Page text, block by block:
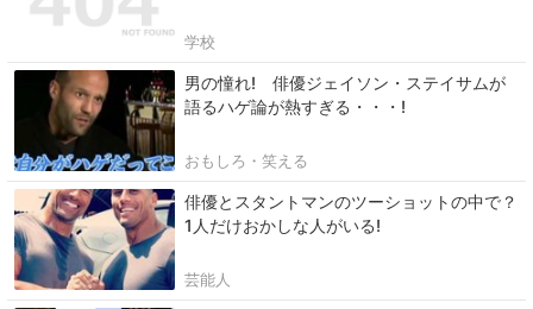
学校
男の憧れ! 俳優ジェイソン・ステイサムが
語るハゲ論が熱すぎる・・・!
おもしろ・笑える
俳優とスタントマンのツーショットの中で？
1人だけおかしな人がいる!
芸能人